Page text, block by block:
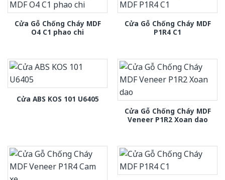
Cửa Gỗ Chống Cháy MDF
O4 C1 phao chi
Cửa Gỗ Chống Cháy MDF
P1R4 C1
Cửa ABS KOS 101 U6405
Cửa Gỗ Chống Cháy MDF
Veneer P1R2 Xoan dao